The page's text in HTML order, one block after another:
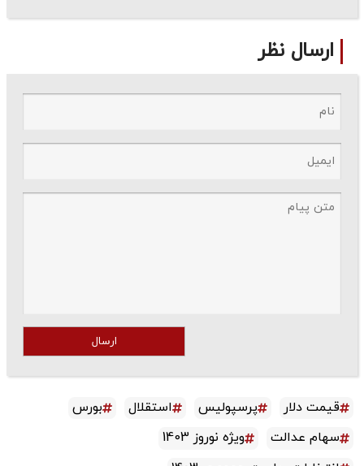
ارسال نظر
ارسال
قیمت دلار پرسپولیس استقلال
بورس
سهام عدالت
ویژه نوروز 1403